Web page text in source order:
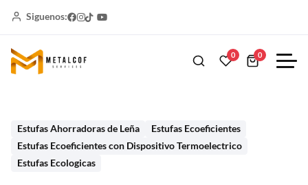
Siguenos:
0 0
Estufas Ahorradoras de Leña
Estufas Ecoeficientes
Estufas Ecoeficientes con Dispositivo Termoelectrico
Estufas Ecologicas